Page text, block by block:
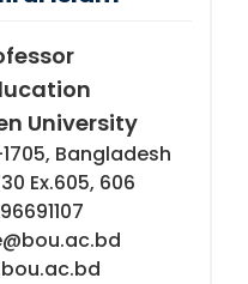
University
Bangladesh
Ex.605, 606